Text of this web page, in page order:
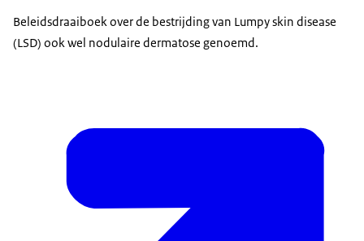
Beleidsdraaiboek over de bestrijding van Lumpy skin disease
(LSD) ook wel nodulaire dermatose genoemd.